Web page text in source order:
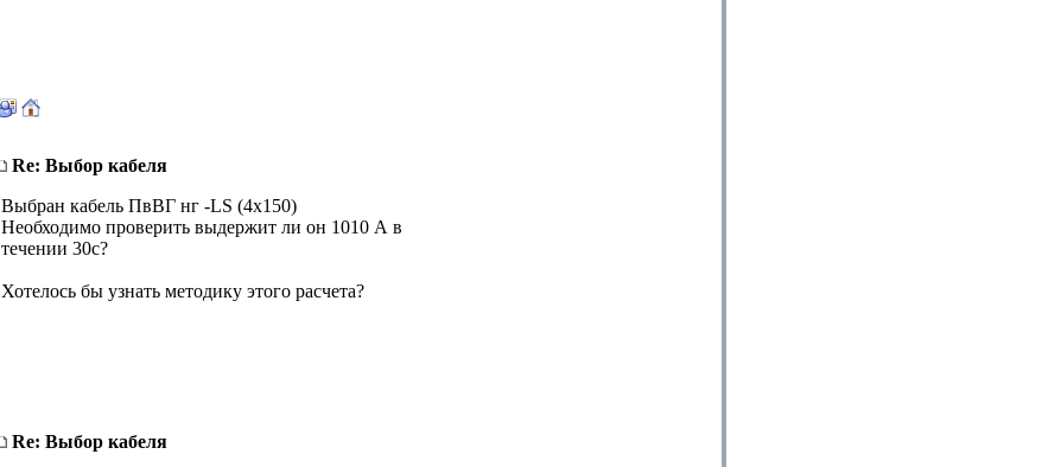
Re: Выбор кабеля
Выбран кабель ПвВГ нг -LS (4х150)
Необходимо проверить выдержит ли он 1010 А в
течении 30с?
Хотелось бы узнать методику этого расчета?
Re: Выбор кабеля